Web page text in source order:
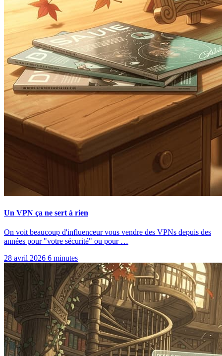
Un VPN ça ne sert à rien
On voit beaucoup d'influenceur vous vendre des VPNs depuis des
années pour "votre sécurité" ou pour …
28 avril 2026 6 minutes